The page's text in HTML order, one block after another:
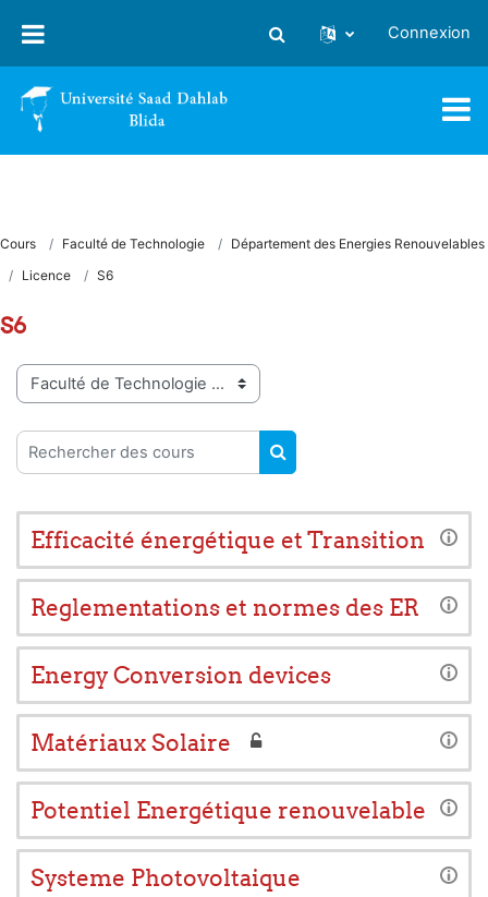
Activer/désactiver la saisie
Connexion
Cours Faculté de Technologie
Département des Energies Renouvelables
Licence
S6
S6
Catégories de cours
Rechercher des cours
RECHERCHER DES
Efficacité énergétique et Transition
Reglementations et normes des ER
Energy Conversion devices
Matériaux Solaire
Potentiel Energétique renouvelable
Systeme Photovoltaique